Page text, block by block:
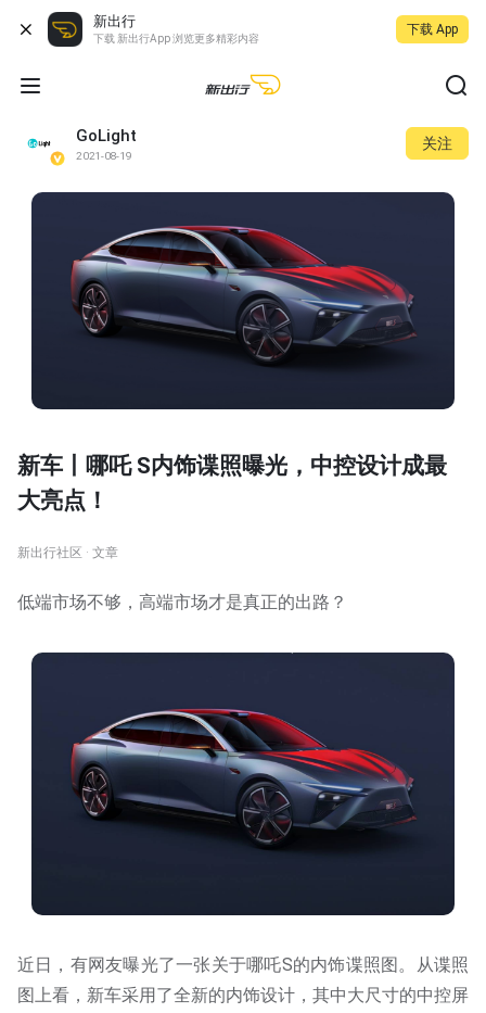
新出行
下载 新出行App 浏览更多精彩内容
下载 App
GoLight
2021-08-19
关注
新车丨哪吒 S内饰谍照曝光，中控设计成最
大亮点！
新出行社区 · 文章
低端市场不够，高端市场才是真正的出路？
近日，有网友曝光了一张关于哪吒S的内饰谍照图。从谍照
图上看，新车采用了全新的内饰设计，其中大尺寸的中控屏